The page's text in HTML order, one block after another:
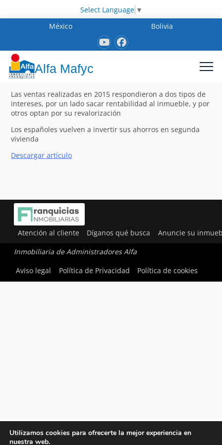
Select Language ▼
México
Bolivia
Alfa Mafyc
Las ventas realizadas en 2015 respondieron a dos tipos de
intereses, por un lado sacar rentabilidad al inmueble, y por
otros optan por su revalorización
Los españoles vuelven a invertir sus ahorros en segunda
vivienda
Descargar artículo
Atención al cliente Díganos qué busca Anuncie su
Inmobiliaria de Administradores Alfa
Aviso legal
Política de Privacidad Política de cookies
Utilizamos cookies para ofrecerte la mejor experiencia en
nuestra web.